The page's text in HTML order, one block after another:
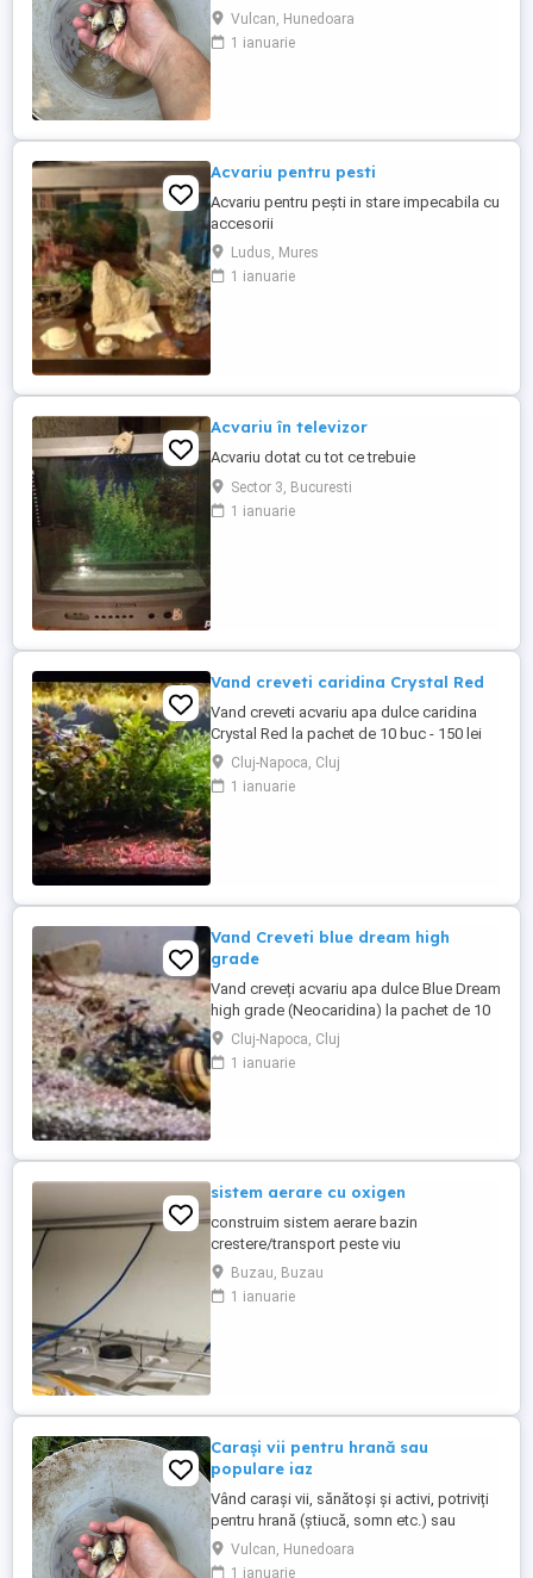
pentru popularea iazurilor și bălților. Se
vând individual sau în cantitate mai mare.
Pentru mai multe detalii, contactați-mă în
Vulcan, Hunedoara
1 ianuarie
Acvariu pentru pesti
Acvariu pentru pești in stare impecabila cu
accesorii
Ludus, Mures
1 ianuarie
Acvariu în televizor
Acvariu dotat cu tot ce trebuie
Sector 3, Bucuresti
1 ianuarie
Vand creveti caridina Crystal Red
Vand creveti acvariu apa dulce caridina
Crystal Red la pachet de 10 buc - 150 lei
pachet. Bonus 1 bucata la fiecare pachet
complet cumparat. Alte detalii in poze sau
in privat. Sunt crescuti si înmultiti de mine
Cluj-Napoca, Cluj
1 ianuarie
Vand Creveti blue dream high
grade
Vand creveți acvariu apa dulce Blue Dream
high grade (Neocaridina) la pachet de 10
buc - 120 lei pachet. Ofer bonus 1 bucata
la fiecare pachet complet cumparat plus
cativa melci ramshorn red. Video aici: Sunt
Cluj-Napoca, Cluj
1 ianuarie
sistem aerare cu oxigen
construim sistem aerare bazin
crestere/transport peste viu
Buzau, Buzau
1 ianuarie
Carași vii pentru hrană sau
populare iaz
Vând carași vii, sănătoși și activi, potriviți
pentru hrană (știucă, somn etc.) sau
pentru popularea iazurilor și bălților. Se
vând individual sau în cantitate mai mare.
Vulcan, Hunedoara
1 ianuarie